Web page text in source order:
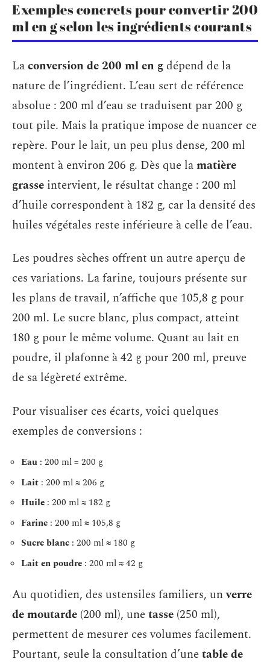
Exemples concrets pour convertir 200
ml en g selon les ingrédients courants
Laconversion de 200 ml en gdépend de la
nature de l’ingrédient. L’eau sert de référence
absolue : 200 ml d’eau se traduisent par 200 g
tout pile. Mais la pratique impose de nuancer ce
repère. Pour le lait, un peu plus dense, 200 ml
montent à environ 206 g. Dès que lamatière
grasse intervient, le résultat change : 200 ml
d’huile correspondent à 182 g, car la densité des
huiles végétales reste inférieure à celle de l’eau.
Les poudres sèches offrent un autre aperçu de
ces variations. La farine, toujours présente sur
les plans de travail, n’affiche que 105,8 g pour
200 ml. Le sucre blanc, plus compact, atteint
180 g pour le même volume. Quant au lait en
poudre, il plafonne à 42 g pour 200 ml, preuve
de sa légèreté extrême.
Pour visualiser ces écarts, voici quelques
exemples de conversions :
Eau : 200 ml = 200 g
Lait : 200 ml ≈ 206 g
Huile : 200 ml ≈ 182 g
Farine : 200 ml ≈ 105,8 g
Sucre blanc : 200 ml ≈ 180 g
Lait en poudre : 200 ml ≈ 42 g
Au quotidien, des ustensiles familiers, unverre
de moutarde (200 ml), unetasse (250 ml),
permettent de mesurer ces volumes facilement.
Pourtant, seule la consultation d’unetable de